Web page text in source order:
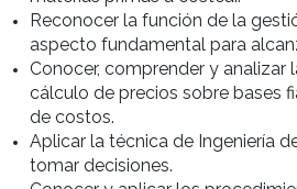
fijos y variables. Análisis e
costos. Técnicas y métodos
controlar costos.
La receta estándar como base para
los costos. Cómo establecer precios
base de los costos.
Entender la importancia de que